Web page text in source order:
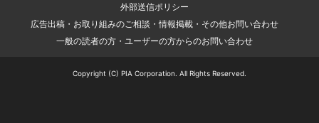
外部送信ポリシー
広告出稿・お取り組みのご相談・情報掲載・その他お問い合わせ
一般の読者の方・ユーザーの方からのお問い合わせ
Copyright (C) PIA Corporation. All Rights Reserved.